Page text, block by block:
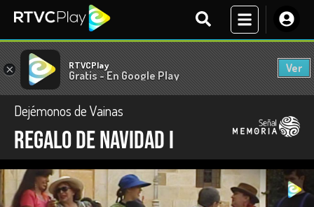
× RTVCPlay
Gratis - En Google Play
Ver
Dejémonos de Vainas
Regalo de Navidad I